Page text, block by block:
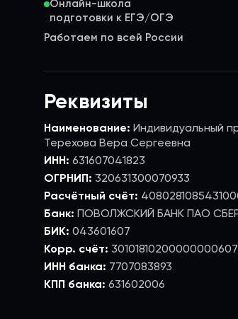
Онлайн-школа
Работаем по всей России
Реквизиты
Наименование: Индивидуальный
Терехова Вера Сергеевна
ИНН: 631607041823
ОГРНИП: 320631300070933
Расчётный счёт:
Банк: ПОВОЛЖСКИЙ БАНК ПАО
БИК: 043601607
Корр. счёт: 30101810200000000607
ИНН банка: 7707083893
КПП банка: 631602006